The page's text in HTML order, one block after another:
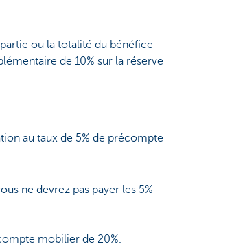
ou la totalité du bénéfice
de 10% sur la réserve
au taux de 5% de précompte
ne devrez pas payer les 5%
mobilier de 20%.